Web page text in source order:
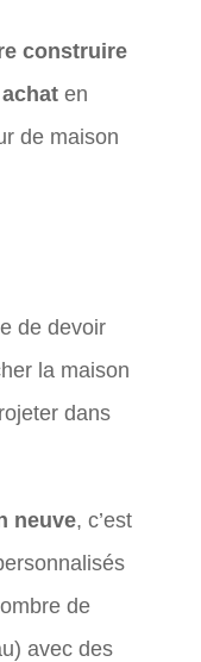
construire
en
de maison
de devoir
la maison
dans
neuve, c’est
de
avec des